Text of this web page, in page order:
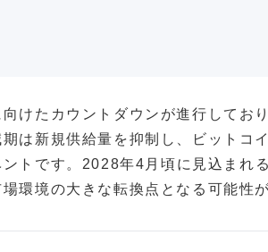
けたカウントダウンが進行してお
は新規供給量を抑制し、ビットコ
トです。2028年4月頃に見込まれ
環境の大きな転換点となる可能性